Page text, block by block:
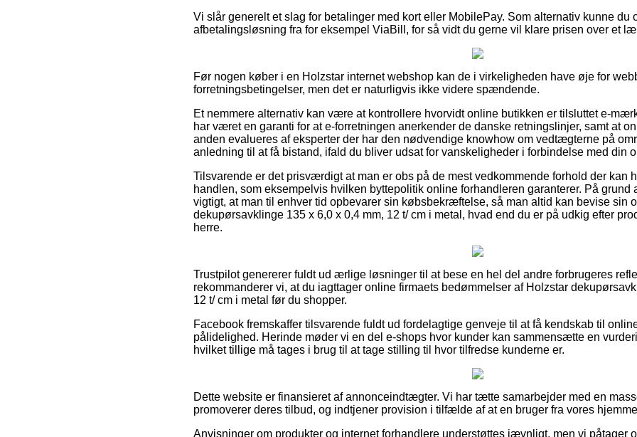
Vi slår generelt et slag for betalinger med kort eller MobilePay. Som alternativ kunne du
afbetalingsløsning fra for eksempel ViaBill, for så vidt du gerne vil klare prisen over et
Før nogen køber i en Holzstar internet webshop kan de i virkeligheden have øje for
forretningsbetingelser, men det er naturligvis ikke videre spændende.
Et nemmere alternativ kan være at kontrollere hvorvidt online butikken er tilsluttet e-
har været en garanti for at e-forretningen anerkender de danske retningslinjer, samt at
anden evalueres af eksperter der har den nødvendige knowhow om vedtægterne på
anledning til at få bistand, ifald du bliver udsat for vanskeligheder i forbindelse med din
Tilsvarende er det prisværdigt at man er obs på de mest vedkommende forhold der kan
handlen, som eksempelvis hvilken byttepolitik online forhandleren garanterer. På grund
vigtigt, at man til enhver tid opbevarer sin købsbekræftelse, så man altid kan bevise sin
dekupørsavklinge 135 x 6,0 x 0,4 mm, 12 t/ cm i metal, hvad end du er på udkig efter
herre.
Trustpilot genererer fuldt ud ærlige løsninger til at bese en hel del andre forbrugeres
rekommanderer vi, at du iagttager online firmaets bedømmelser af Holzstar
12 t/ cm i metal før du shopper.
Facebook fremskaffer tilsvarende fuldt ud fordelagtige genveje til at få kendskab til
pålidelighed. Herinde møder vi en del e-shops hvor kunder kan sammensætte en
hvilket tillige må tages i brug til at tage stilling til hvor tilfredse kunderne er.
Dette website er finansieret af annonceindtægter. Vi har tætte samarbejder med en
promoverer deres tilbud, og indtjener provision i tilfælde af at en bruger fra vores
Anvisninger om produkter og internet forhandlere understøttes jævnligt, men vi påtager